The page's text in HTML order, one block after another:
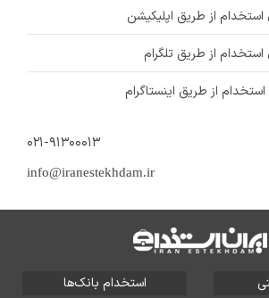
از طریق اپلیکیشن
از طریق تلگرام
از طریق اینستاگرام
۰۲۱-۹۱۳۰۰۰۱۳
info@iranestekhdam.ir
استخدام بانک‌ها